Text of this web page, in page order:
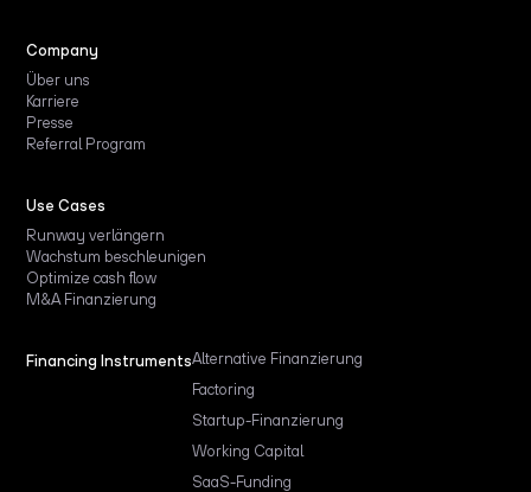
Company
Über uns
Karriere
Presse
Referral Program
Use Cases
Runway verlängern
Wachstum beschleunigen
Optimize cash flow
M&A Finanzierung
Financing InstrumentsAlternative Finanzierung
Factoring
Startup-Finanzierung
Working Capital
SaaS-Funding